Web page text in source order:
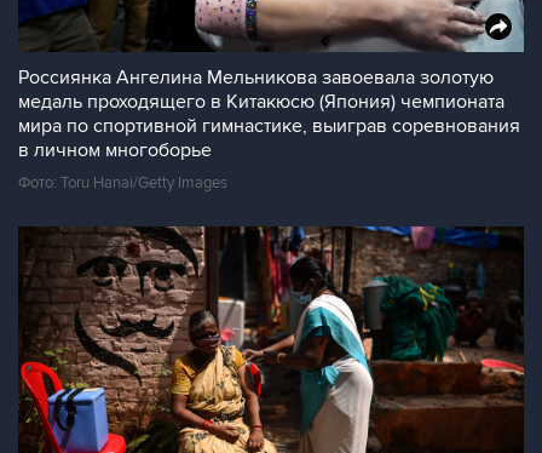
Россиянка Ангелина Мельникова завоевала золотую
медаль проходящего в Китакюсю (Япония) чемпионата
мира по спортивной гимнастике, выиграв соревнования
в личном многоборье
Фото: Toru Hanai/Getty Images